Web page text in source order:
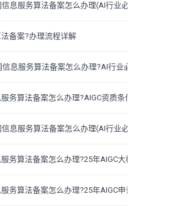
息服务算法备案怎么办理(AI行业必备许
备案?办理流程详解
息服务算法备案怎么办理?AI行业必备申
务算法备案怎么办理?AIGC资质条件材料
息服务算法备案怎么办理(AI行业必备合
务算法备案怎么办理?25年AIGC大模型条
务算法备案怎么办理?25年AIGC申请资质